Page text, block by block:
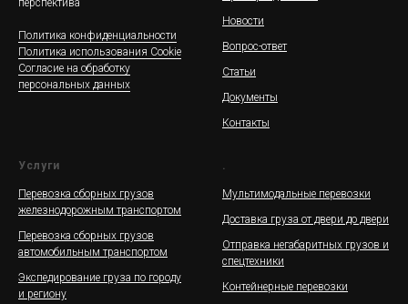
перспектива
Политика конфиденциальности
Политика использования Cookie
Согласие на обработку
персональных данных
Новости
Вопрос-ответ
Статьи
Документы
Контакты
Услуги
Перевозка сборных грузов
железнодорожным транспортом
Перевозка сборных грузов
автомобильным транспортом
Экспедирование груза по городу
и региону
.
Мультимодальные перевозки
Доставка груза от двери до двери
Отправка негабаритных грузов и
спецтехники
Контейнерные перевозки